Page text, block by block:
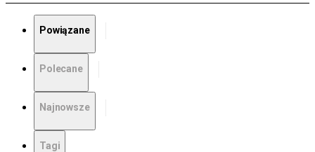
Powiązane
Polecane
Najnowsze
Tagi